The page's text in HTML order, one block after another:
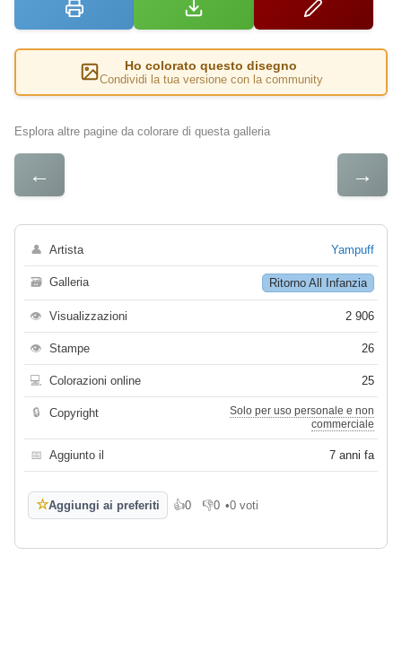
Ho colorato questo disegno
Condividi la tua versione con la community
Esplora altre pagine da colorare di questa galleria
← →
👤 Artista Yampuff
🗃 Galleria Ritorno All Infanzia
👁 Visualizzazioni 2 906
👁 Stampe 26
💻 Colorazioni online 25
🔒 Copyright
Solo per uso personale e non
commerciale
📅 Aggiunto il 7 anni fa
☆Aggiungi ai preferiti 👍0
Mi piace
👎0
Non mi piace
•0 voti